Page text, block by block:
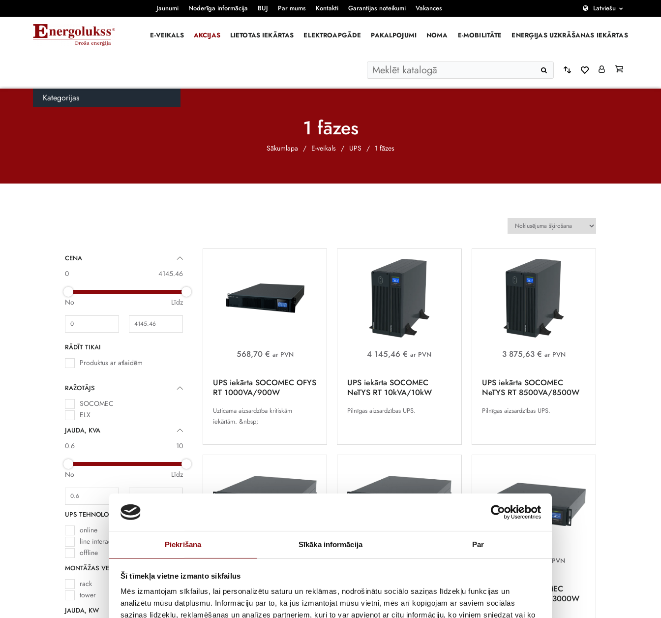
Piekrišana Sīkāka informācija Par
Šī tīmekļa vietne izmanto sīkfailus
Mēs izmantojam sīkfailus, lai personalizētu saturu un reklāmas, nodrošinātu sociālo saziņas līdzekļu funkcijas un
analizētu mūsu datplūsmu. Informāciju par to, kā jūs izmantojat mūsu vietni, mēs arī kopīgojam ar saviem sociālās
saziņas līdzekļu, reklamēšanas un analīzes partneriem, kuri to var apvienot ar citu informāciju, ko viņiem sniedzat vai ko
Jaunumi Noderīga informācija BUJ Par mums Kontakti Garantijas noteikumi Vakances Latviešu
E-VEIKALS AKCIJAS LIETOTAS IEKĀRTAS ELEKTROAPGĀDE PAKALPOJUMI NOMA E-MOBILITĀTE ENERĢIJAS UZKRĀŠANAS IEKĀRTAS
Kategorijas
1 fāzes
Sākumlapa / E-veikals / UPS / 1 fāzes
CENA
0 4145.46
No Līdz
RĀDĪT TIKAI
Produktus ar atlaidēm
RAŽOTĀJS
SOCOMEC
ELX
JAUDA, KVA
0.6 10
No Līdz
UPS TEHNOLOĢIJA
online
line interactive
offline
MONTĀŽAS VEIDS
rack
tower
JAUDA, KW
568,70 € ar PVN
UPS iekārta SOCOMEC OFYS
RT 1000VA/900W
Uzticama aizsardzība kritiskām
iekārtām. &nbsp;
4 145,46 € ar PVN
UPS iekārta SOCOMEC
NeTYS RT 10kVA/10kW
Pilnīgas aizsardzības UPS.
3 875,63 € ar PVN
UPS iekārta SOCOMEC
NeTYS RT 8500VA/8500W
Pilnīgas aizsardzības UPS.
2 970,55 € ar PVN
UPS iekārta SOCOMEC
NeTYS RT 6000VA/6000W
2 395,80 € ar PVN
UPS iekārta SOCOMEC
NeTYS RT 5000VA/5000W
1 421,75 € ar PVN
UPS iekārta SOCOMEC
NeTYS RT 3000VA/3000W